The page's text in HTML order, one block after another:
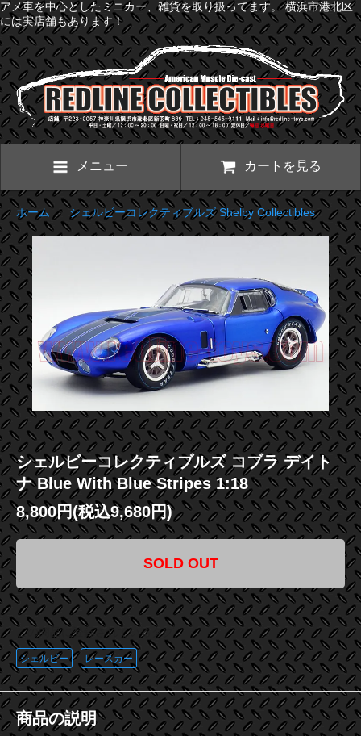
アメ車を中心としたミニカー、雑貨を取り扱ってます。 横浜市港北区
には実店舗もあります！
メニュー カートを見る
ホーム>シェルビーコレクティブルズ Shelby Collectibles
シェルビーコレクティブルズ コブラ デイト
ナ Blue With Blue Stripes 1:18
8,800円(税込9,680円)
SOLD OUT
この商品に登録されているタグ
シェルビー レースカー
商品の説明